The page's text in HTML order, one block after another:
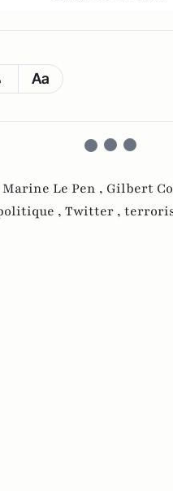
Aa
Marine Le Pen , Gilbert
, Twitter ,